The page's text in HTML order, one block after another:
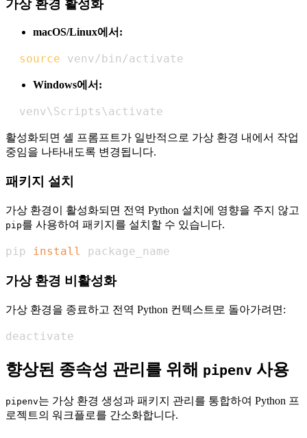
가상 환경 활성화
macOS/Linux에서:
source venv/bin/activate
Windows에서:
  venv
\Scripts\activate
활성화되면 셸 프롬프트가 일반적으로 가상 환경 내에서 작업
중임을 나타내도록 변경됩니다.
패키지 설치
가상 환경이 활성화되면 전역 Python 설치에 영향을 주지 않고
pip를 사용하여 패키지를 설치할 수 있습니다.
pip install package_name
가상 환경 비활성화
가상 환경을 종료하고 전역 Python 컨텍스트로 돌아가려면:
deactivate
향상된 종속성 관리를 위해 pipenv 사용
pipenv는 가상 환경 생성과 패키지 관리를 통합하여 Python 프
로젝트의 워크플로를 간소화합니다.